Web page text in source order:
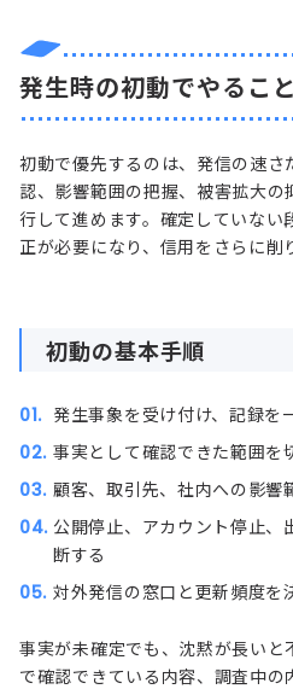
発生時の初動でやること
初動で優先するのは、発信の速
認、影響範囲の把握、被害拡大
行して進めます。確定していない
正が必要になり、信用をさらに削
初動の基本手順
発生事象を受け付け、記録を
事実として確認できた範囲を
顧客、取引先、社内への影響
公開停止、アカウント停止、
断する
対外発信の窓口と更新頻度を
事実が未確定でも、沈黙が長いと
で確認できている内容、調査中